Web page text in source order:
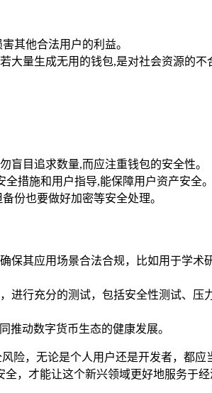
其他合法用户的利益。
量生成无用的钱包,是对社会资源的不
盲目追求数量,而应注重钱包的安全性。
措施和用户指导,能保障用户资产安全。
份也要做好加密等安全处理。
保其应用场景合法合规，比如用于学术
进行充分的测试，包括安全性测试、压
推动数字货币生态的健康发展。
险，无论是个人用户还是开发者，都应
，才能让这个新兴领域更好地服务于经